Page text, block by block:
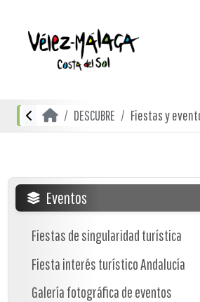
El municipio
Transporte
Mapa
Localidades
Localidades
Localidades de
DESCUBRE
Restauración
Alojamientos
Vídeos
Documentación
Folletos turísticos
DESCUBRE Fiestas y
Eventos
Fiestas de singularidad turística
Fiesta interés turístico Andalucía
Galería fotográfica de eventos